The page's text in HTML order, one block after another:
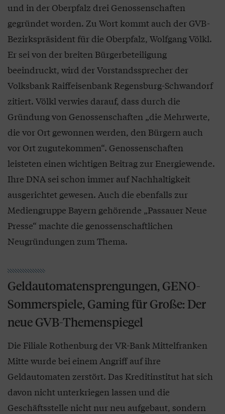
und in der Oberpfalz drei Genossenschaften
gegründet worden. Zu Wort kommt auch der GVB-
Bezirkspräsident für die Oberpfalz, Wolfgang Völkl.
Er sei von der breiten Bürgerbeteiligung
beeindruckt, wird der Vorstandssprecher der
Volksbank Raiffeisenbank Regensburg-Schwandorf
zitiert. Völkl verwies darauf, dass durch die
Gründung von Genossenschaften „die Mehrwerte,
die vor Ort gewonnen werden, den Bürgern auch
vor Ort zugutekommen“. Genossenschaften
leisteten einen wichtigen Beitrag zur Energiewende.
Ihre DNA sei schon immer auf Nachhaltigkeit
ausgerichtet gewesen. Auch die ebenfalls zur
Mediengruppe Bayern gehörende „Passauer Neue
Presse“ machte die genossenschaftlichen
Neugründungen zum Thema.
Geldautomatensprengungen, GENO-
Sommerspiele, Gaming für Große: Der
neue GVB-Themenspiegel
Die Filiale Rothenburg der VR-Bank Mittelfranken
Mitte wurde bei einem Angriff auf ihre
Geldautomaten zerstört. Das Kreditinstitut hat sich
davon nicht unterkriegen lassen und die
Geschäftsstelle nicht nur neu aufgebaut, sondern